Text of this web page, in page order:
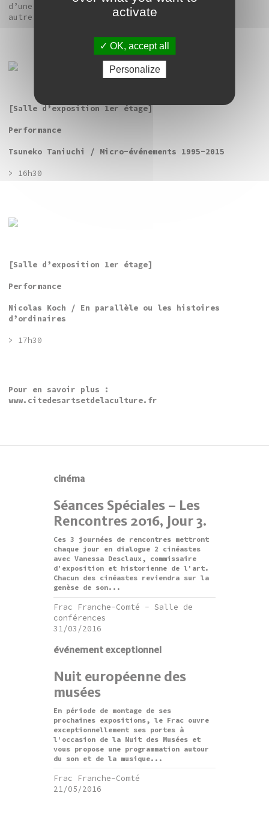
d’une échelle à une autre, d’une réalité à une
autre.
[Salle d’exposition 1er étage]
Performance
Tsuneko Taniuchi / Micro-événements 1995-2015
> 16h30
[Salle d’exposition 1er étage]
Performance
Nicolas Koch / En parallèle ou les histoires
d’ordinaires
> 17h30
Pour en savoir plus :
www.citedesartsetdelaculture.fr
cinéma
Séances Spéciales – Les
Rencontres 2016, Jour 3.
Ces 3 journées de rencontres mettront
chaque jour en dialogue 2 cinéastes
avec Vanessa Desclaux, commissaire
d'exposition et historienne de l'art.
Chacun des cinéastes reviendra sur la
genèse de son...
Frac Franche-Comté - Salle de
conférences
31/03/2016
événement exceptionnel
Nuit européenne des
musées
En période de montage de ses
prochaines expositions, le Frac ouvre
exceptionnellement ses portes à
l’occasion de la Nuit des Musées et
vous propose une programmation autour
du son et de la musique...
Frac Franche-Comté
21/05/2016
activate
OK, accept all
Personalize